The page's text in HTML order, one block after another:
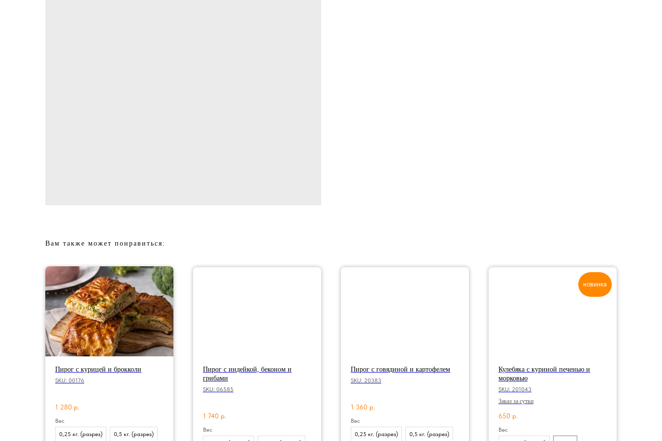
Вам также может понравиться:
Пирог с курицей и брокколи
SKU: 00176
1 280 р.
Вес
0,25 кг. (разрез)
0,5 кг. (разрез)
Пирог с индейкой, беконом и
грибами
SKU: 06585
1 740 р.
Вес
Пирог с говядиной и картофелем
SKU: 20383
1 360 р.
Вес
0,25 кг. (разрез)
0,5 кг. (разрез)
новинка
Кулебяка с куриной печенью и
морковью
SKU: 201043
Заказ за сутки
650 р.
Вес